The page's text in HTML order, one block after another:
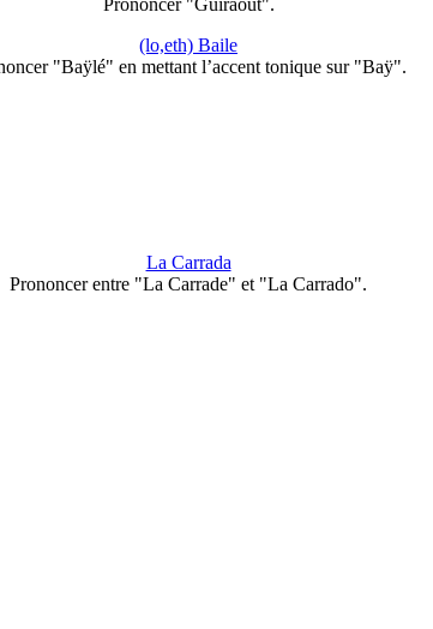
Prononcer "Guiraout".
(lo,eth) Baile
"Baÿlé" en mettant l’accent tonique sur "Baÿ".
La Carrada
Prononcer entre "La Carrade" et "La Carrado".